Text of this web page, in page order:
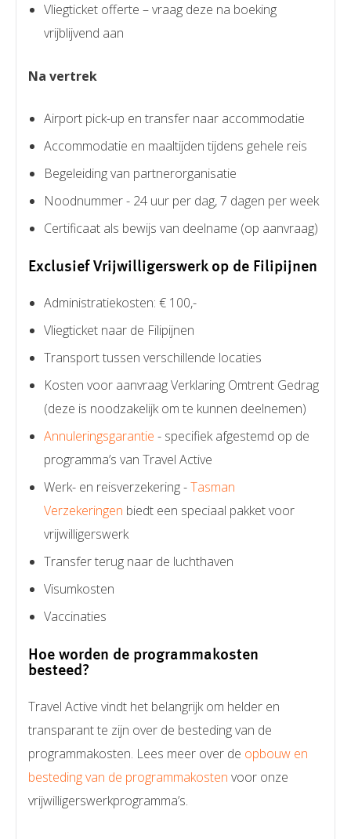
Vliegticket offerte – vraag deze na boeking
vrijblijvend aan
Na vertrek
Airport pick-up en transfer naar accommodatie
Accommodatie en maaltijden tijdens gehele reis
Begeleiding van partnerorganisatie
Noodnummer - 24 uur per dag, 7 dagen per week
Certificaat als bewijs van deelname (op aanvraag)
Exclusief Vrijwilligerswerk op de Filipijnen
Administratiekosten: € 100,-
Vliegticket naar de Filipijnen
Transport tussen verschillende locaties
Kosten voor aanvraag Verklaring Omtrent Gedrag
(deze is noodzakelijk om te kunnen deelnemen)
Annuleringsgarantie - specifiek afgestemd op de
programma’s van Travel Active
Werk- en reisverzekering -Tasman
Verzekeringen biedt een speciaal pakket voor
vrijwilligerswerk
Transfer terug naar de luchthaven
Visumkosten
Vaccinaties
Hoe worden de programmakosten
besteed?
Travel Active vindt het belangrijk om helder en
transparant te zijn over de besteding van de
programmakosten. Lees meer over de opbouw en
besteding van de programmakosten voor onze
vrijwilligerswerkprogramma’s.